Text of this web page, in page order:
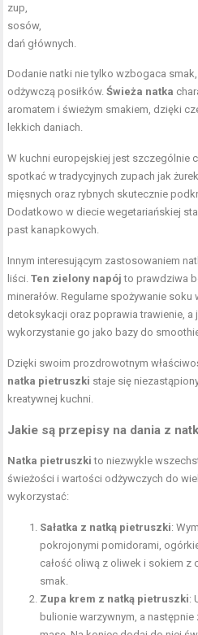
zup,
sosów,
dań głównych.
Dodanie natki nie tylko wzbogaca
odżywczą posiłków.Świeża natka
aromatem i świeżym smakiem, dzięki
lekkich daniach.
W kuchni europejskiej jest szczególnie
spotkać w tradycyjnych zupach jak
mięsnych oraz rybnych skutecznie
Dodatkowo w diecie wegetariańskiej
past kanapkowych.
Innym interesującym zastosowaniem
liści.Ten zielony napój to prawdziwa
minerałów. Regularne spożywanie
detoksykacji oraz poprawia trawienie,
wykorzystanie go jako bazy do
Dzięki swoim prozdrowotnym
natka pietruszki staje się
kreatywnej kuchni.
Jakie są przepisy na dania z
Natka pietruszki to niezwykle
świeżości i wartości odżywczych do
wykorzystać:
Sałatka z natką pietruszki:
pokrojonymi pomidorami,
całość oliwą z oliwek i sokiem z
smak.
Zupa krem z natką pietruszki:
bulionie warzywnym, a